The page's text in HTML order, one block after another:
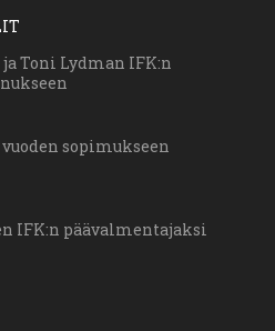
Toni Lydman IFK:n
sopimukseen
IFK:n päävalmentajaksi